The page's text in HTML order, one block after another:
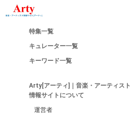
特集一覧
キュレーター一覧
キーワード一覧
Arty[アーティ]｜音楽・アーティスト
情報サイトについて
運営者